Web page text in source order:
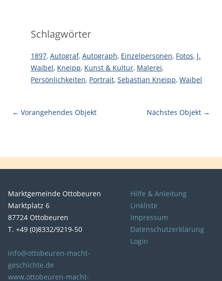
Schlagwörter
1897, Autograf, Autograph, Einzelpersonen, Fotos, J.
Waibel, Kneipp, Kunst & Kultur, Malerei,
Persönlichkeiten, Portrait, Sebastian Kneipp, Waibel
← Vorangehendes Objekt Nächstes Objekt →
Marktgemeinde Ottobeuren
Marktplatz 6
87724 Ottobeuren
T. +49 (0)8332/9219-50
info@ottobeuren-macht-
geschichte.de
www.ottobeuren-macht-
Hilfe & Anleitung
Linkliste
Impressum
Datenschutzerklärung
Login